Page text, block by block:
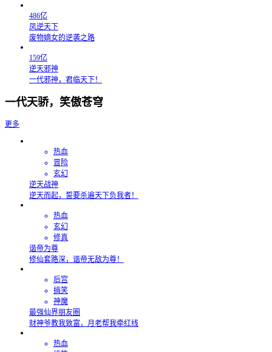
486亿
凤逆天下
废物嫡女的逆袭之路
159亿
逆天邪神
一代邪神，君临天下！
一代天骄，笑傲苍穹
更多
热血
冒险
玄幻
逆天战神
逆天而起，誓要杀遍天下负我者！
热血
玄幻
修真
谐帝为尊
修仙套路深，谐帝无敌为尊！
后宫
搞笑
神魔
最强仙界朋友圈
财神爷教我致富，月老帮我牵红线
热血